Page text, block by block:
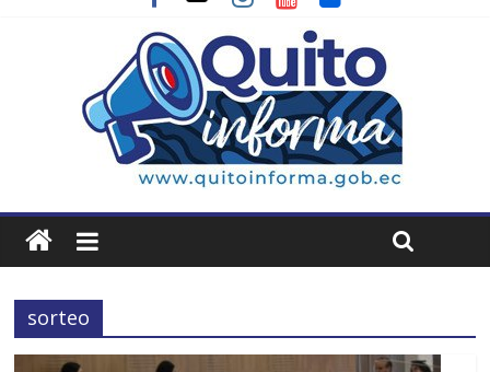
sorteo